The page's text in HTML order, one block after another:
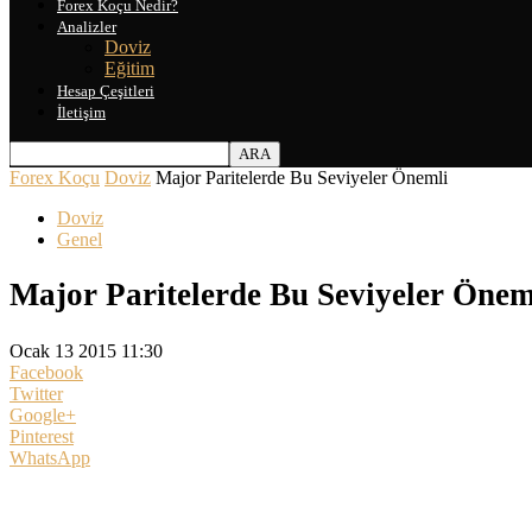
Forex Koçu Nedir?
Analizler
Doviz
Eğitim
Hesap Çeşitleri
İletişim
Forex Koçu Doviz Major Paritelerde Bu Seviyeler Önemli
Doviz
Genel
Major Paritelerde Bu Seviyeler
Ocak 13 2015 11:30
Facebook
Twitter
Google+
Pinterest
WhatsApp